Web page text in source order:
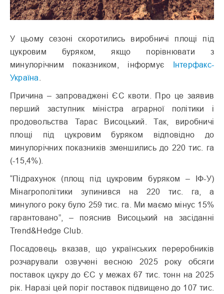
У цьому сезоні скоротились виробничі площі під
цукровим буряком, якщо порівнювати з
минулорічним показником, інформує Інтерфакс-
Україна
Причина – запроваджені ЄС квоти. Про це заявив
перший заступник міністра аграрної політики і
продовольства Тарас Висоцький. Так, виробничі
площі під цукровим буряком відповідно до
минулорічних показників зменшились до 220 тис. га
(-15,4%).
“Підрахунок (площ під цукровим буряком – ІФ-У)
Мінагрополітики зупинився на 220 тис. га, а
минулого року було 259 тис. га. Ми маємо мінус 15%
гарантовано”, – пояснив Висоцький на засіданні
Trend&Hedge Club.
Посадовець вказав, що українських переробників
розчарували озвучені весною 2025 року обсяги
поставок цукру до ЄС у межах 67 тис. тонн на 2025
рік. Наразі цей поріг поставок підвищено до 107 тис.